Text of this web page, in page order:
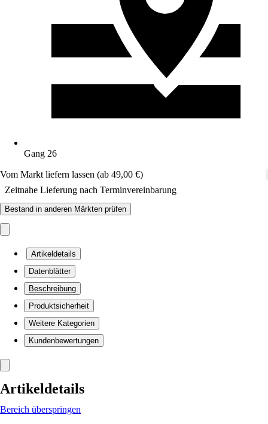
Gang 26
Vom Markt liefern lassen (ab 49,00 €)
Zeitnahe Lieferung nach Terminvereinbarung
Bestand in anderen Märkten prüfen
Artikeldetails
Datenblätter
Beschreibung
Produktsicherheit
Weitere Kategorien
Kundenbewertungen
Artikeldetails
Bereich überspringen